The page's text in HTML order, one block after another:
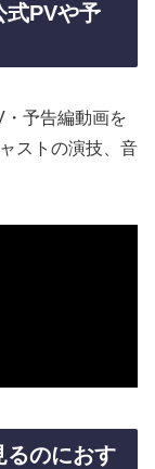
式PVや予
・予告編動画を
ストの演技、音
るのにおす